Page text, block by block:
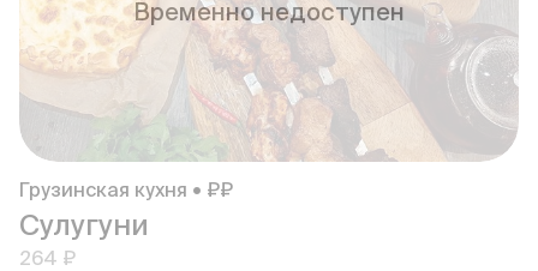
Временно недоступен
Грузинская кухня • ₽₽
Сулугуни
264 ₽